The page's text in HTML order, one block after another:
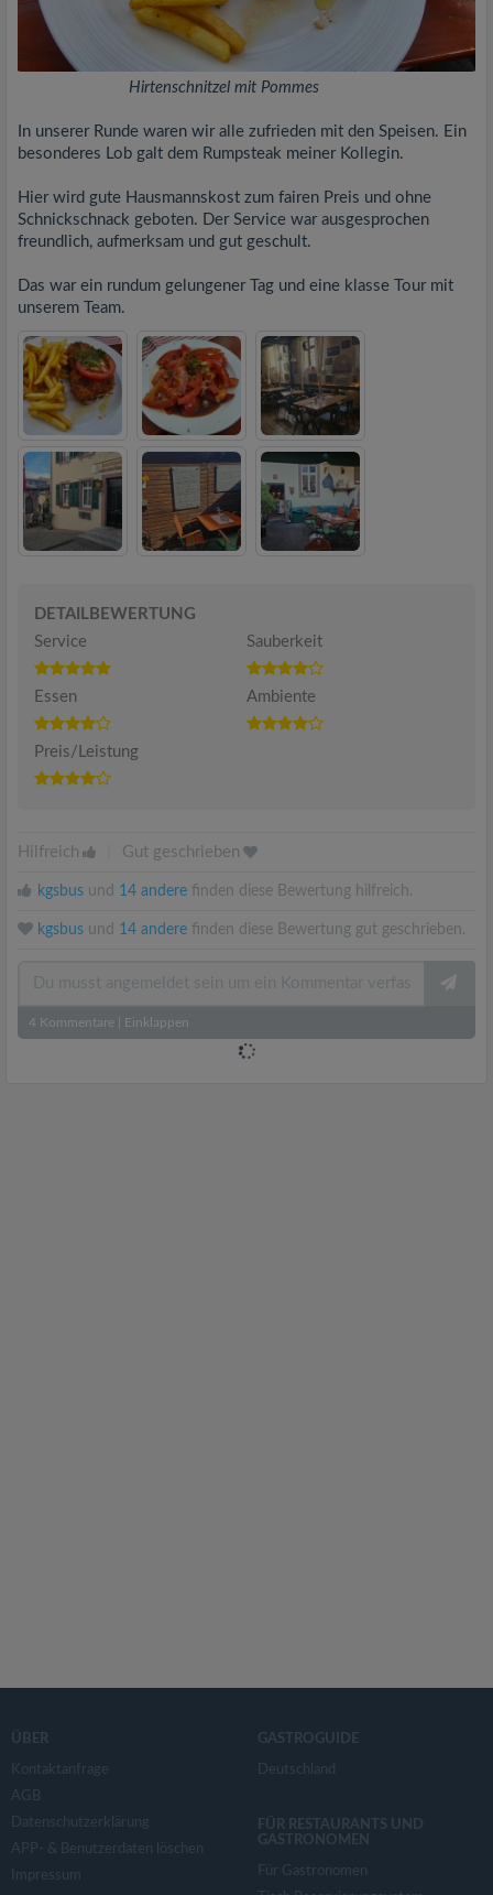
Hirtenschnitzel mit Pommes
In unserer Runde waren wir alle zufrieden mit den Speisen. Ein
besonderes Lob galt dem Rumpsteak meiner Kollegin.
Hier wird gute Hausmannskost zum fairen Preis und ohne
Schnickschnack geboten. Der Service war ausgesprochen
freundlich, aufmerksam und gut geschult.
Das war ein rundum gelungener Tag und eine klasse Tour mit
unserem Team.
DETAILBEWERTUNG
Service
Sauberkeit
Essen Ambiente
Preis/Leistung
Hilfreich Gut geschrieben
kgsbus und 14 andere finden diese Bewertung hilfreich.
kgsbus und 14 andere finden diese Bewertung gut geschrieben.
4 Kommentare Einklappen
ÜBER
Kontaktanfrage
AGB
Datenschutzerklärung
APP- & Benutzerdaten löschen
Impressum
GASTROGUIDE
Deutschland
FÜR RESTAURANTS UND
GASTRONOMEN
Für Gastronomen